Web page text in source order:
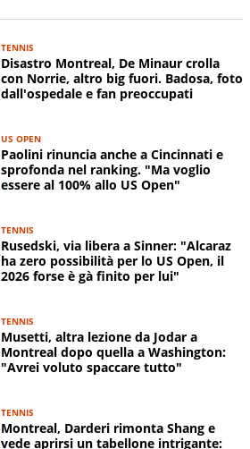
TENNIS
Disastro Montreal, De Minaur crolla
con Norrie, altro big fuori. Badosa, foto
dall'ospedale e fan preoccupati
US OPEN
Paolini rinuncia anche a Cincinnati e
sprofonda nel ranking. "Ma voglio
essere al 100% allo US Open"
TENNIS
Rusedski, via libera a Sinner: "Alcaraz
ha zero possibilità per lo US Open, il
2026 forse è gà finito per lui"
TENNIS
Musetti, altra lezione da Jodar a
Montreal dopo quella a Washington:
"Avrei voluto spaccare tutto"
TENNIS
Montreal, Darderi rimonta Shang e
vede aprirsi un tabellone intrigante: